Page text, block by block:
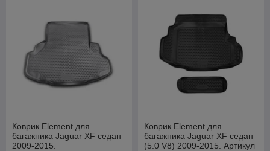
Коврик Element для
багажника Jaguar XF седан
2009-2015.
Коврик Element для
багажника Jaguar XF седан
(5.0 V8) 2009-2015. Артикул